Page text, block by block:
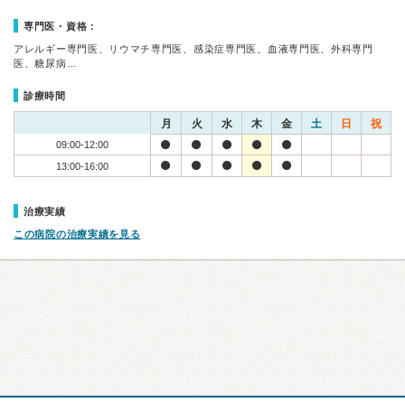
専門医・資格：
アレルギー専門医、リウマチ専門医、感染症専門医、血液専門医、外科専門
医、糖尿病…
診療時間
月 火 水 木 金 土 日 祝
09:00-12:00
13:00-16:00
治療実績
この病院の治療実績を見る